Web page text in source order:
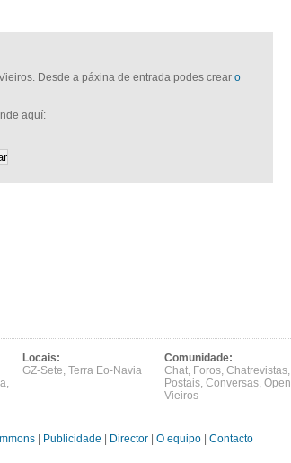
Desde a páxina de entrada podes crear o
aquí:
,
Locais:
GZ-Sete, Terra Eo-Navia
Comunidade:
Chat, Foros, Chatrevistas,
Postais, Conversas, Open
Vieiros
Publicidade Director O equipo Contacto